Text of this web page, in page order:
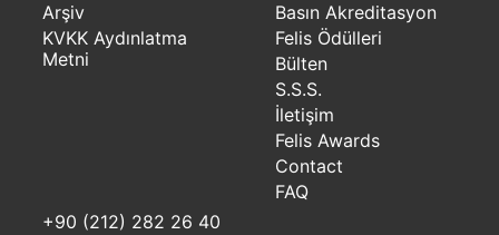
Arşiv
KVKK Aydınlatma
Metni
Basın Akreditasyon
Felis Ödülleri
Bülten
S.S.S.
İletişim
Felis Awards
Contact
FAQ
+90 (212) 282 26 40